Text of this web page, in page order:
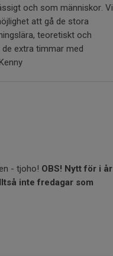
och som människor. Vi
att gå de stora
teoretiskt och
extra timmar med
- tjoho! OBS! Nytt för i år
inte fredagar som